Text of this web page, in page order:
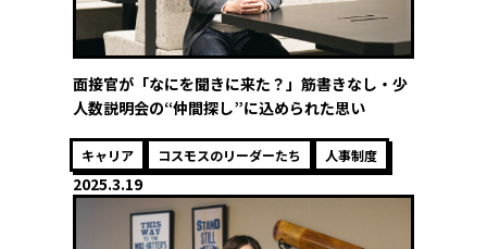
面接官が「なにを聞きに来た？」筋書きなし・少
人数説明会の“仲間探し”に込められた思い
キャリア コスモスのリーダーたち 人事制度
2025.3.19